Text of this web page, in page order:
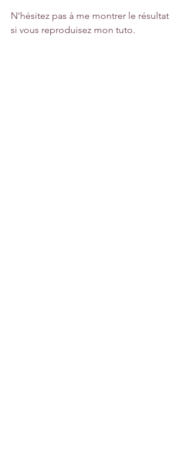
N'hésitez pas à me montrer le résultat
si vous reproduisez mon tuto.